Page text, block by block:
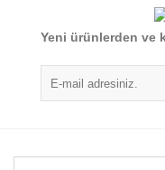
Ürün resmi
Ürün
Ürün bilgilerinde
Yeni ürünlerden ve